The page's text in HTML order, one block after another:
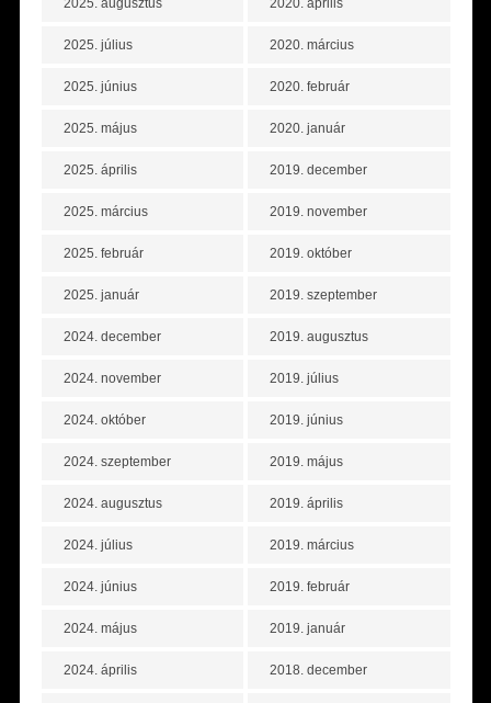
2025. augusztus
2025. július
2025. június
2025. május
2025. április
2025. március
2025. február
2025. január
2024. december
2024. november
2024. október
2024. szeptember
2024. augusztus
2024. július
2024. június
2024. május
2024. április
2020. április
2020. március
2020. február
2020. január
2019. december
2019. november
2019. október
2019. szeptember
2019. augusztus
2019. július
2019. június
2019. május
2019. április
2019. március
2019. február
2019. január
2018. december